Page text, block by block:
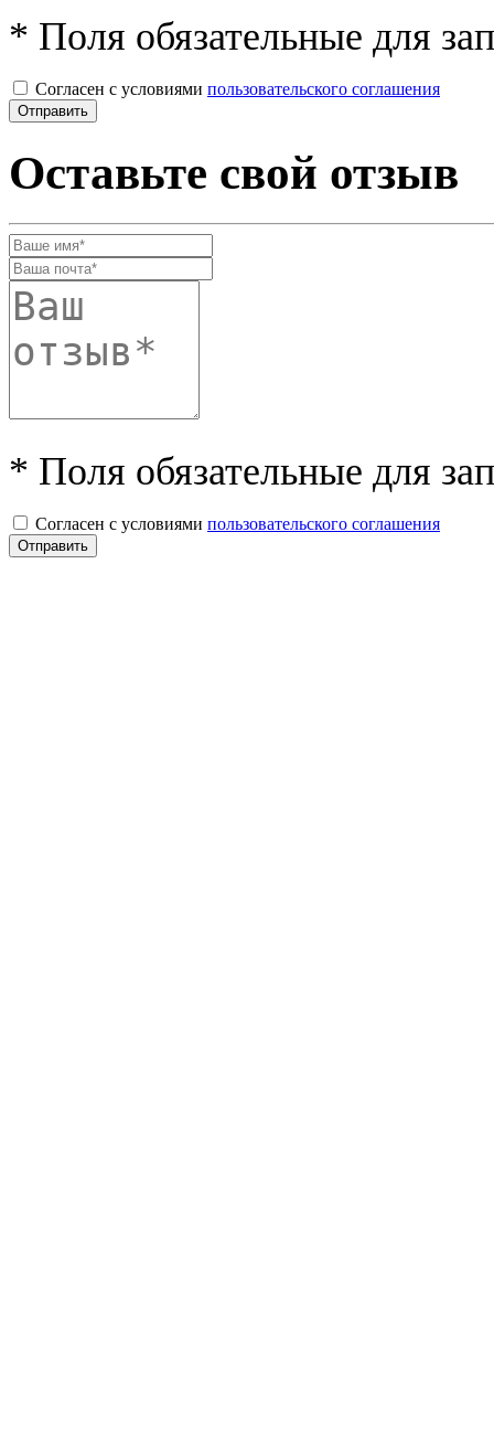
* Поля обязательные для
Согласен с условиями пользовательского соглашения
Оставьте свой отзыв
* Поля обязательные для
Согласен с условиями пользовательского соглашения